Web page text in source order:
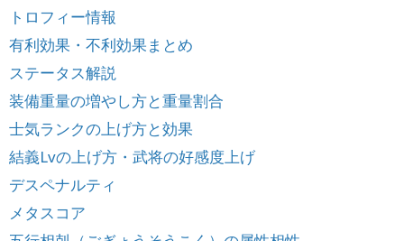
トロフィー情報
有利効果・不利効果まとめ
ステータス解説
装備重量の増やし方と重量割合
士気ランクの上げ方と効果
結義Lvの上げ方・武将の好感度上げ
デスペナルティ
メタスコア